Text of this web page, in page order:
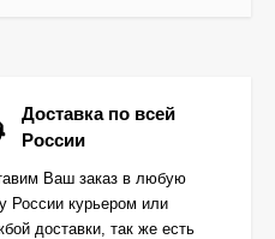
Доставка по всей
России
Ваш заказ в любую
России курьером или
доставки, так же есть